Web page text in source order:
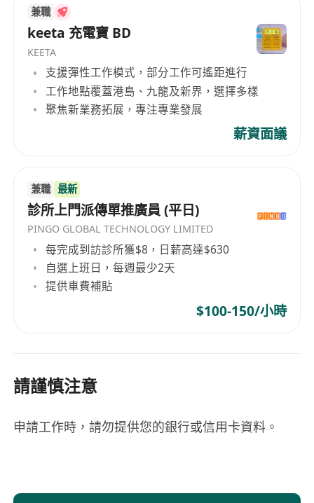
兼職
keeta 充電寶 BD
KEETA
支援彈性工作模式，部分工作可遙距進行
工作地點覆蓋港島、九龍及新界，選擇多樣
聚焦新業務拓展，專注專業發展
薪資面議
兼職 最新
診所上門派傳單推廣員 (平日)
PINGO GLOBAL TECHNOLOGY LIMITED
每完成到訪診所獲$8，日薪高達$630
自選上班日，每週最少2天
提供車費補貼
$100-150/小時
請謹慎注意
申請工作時，請勿提供您的銀行或信用卡資料。